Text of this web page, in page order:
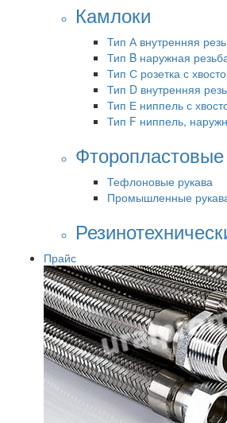
Камлоки
Тип А внутренняя
Тип B наружная
Тип С розетка с
Тип D внутренняя
Тип Е ниппель с
Тип F ниппель,
Тефлоновые рукава
Промышленные
Прайс